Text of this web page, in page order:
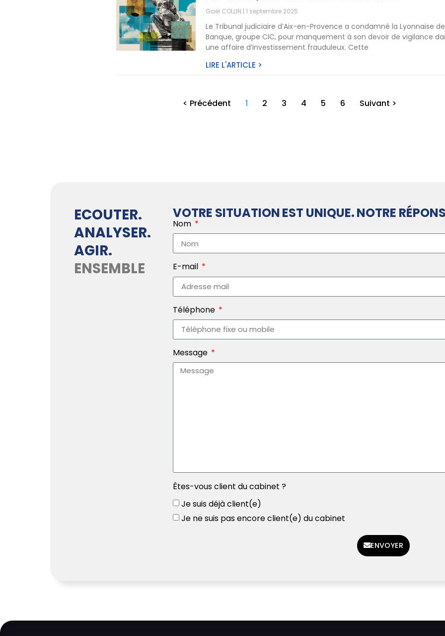
Gaël COLLIN 1 septembre 2025
Le Tribunal judiciaire d’Aix-en-Provence a condamné la Lyonnaise de
Banque, groupe CIC, pour manquement à son devoir de vigilance
une affaire d’investissement frauduleux. Cette
LIRE L'ARTICLE >
< Précédent 1 2 3 4 5 6 Suivant >
ECOUTER.
ANALYSER.
AGIR.
ENSEMBLE
VOTRE SITUATION EST UNIQUE. NOTRE
Nom
E-mail
Téléphone
Message
Êtes-vous client du cabinet ?
Je suis déjà client(e)
Je ne suis pas encore client(e) du cabinet
ENVOYER